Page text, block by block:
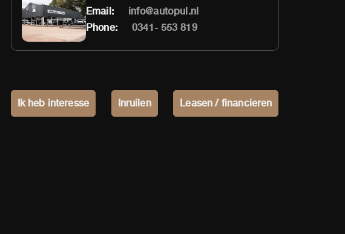
Email:
info@autopul.nl
Phone:
0341- 553 819
Ik heb interesse Inruilen Leasen / financieren